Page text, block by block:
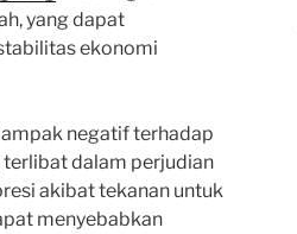
yang dapat
ekonomi
negatif terhadap
dalam perjudian
akibat tekanan untuk
menyebabkan